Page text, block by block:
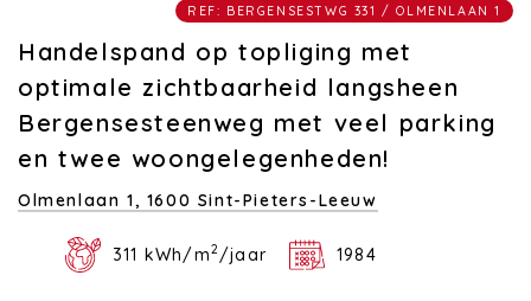
REF: BERGENSESTWG 331 / OLMENLAAN 1
Handelspand op topliging met
optimale zichtbaarheid langsheen
Bergensesteenweg met veel parking
en twee woongelegenheden!
Olmenlaan 1, 1600 Sint-Pieters-Leeuw
311 kWh/m2 /jaar 1984